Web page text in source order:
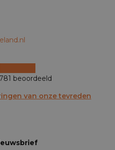
781 beoordeeld
van onze tevreden